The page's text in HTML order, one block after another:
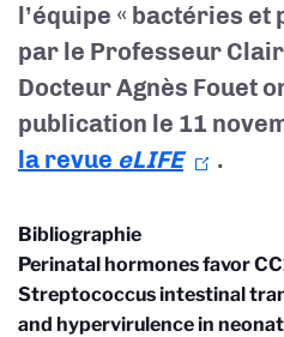
l’équipe « bactéries
par le Professeur
Docteur Agnès Fouet
publication le 11
la revue eLIFE .
Bibliographie
Perinatal hormones favor
Streptococcus intestinal
and hypervirulence in